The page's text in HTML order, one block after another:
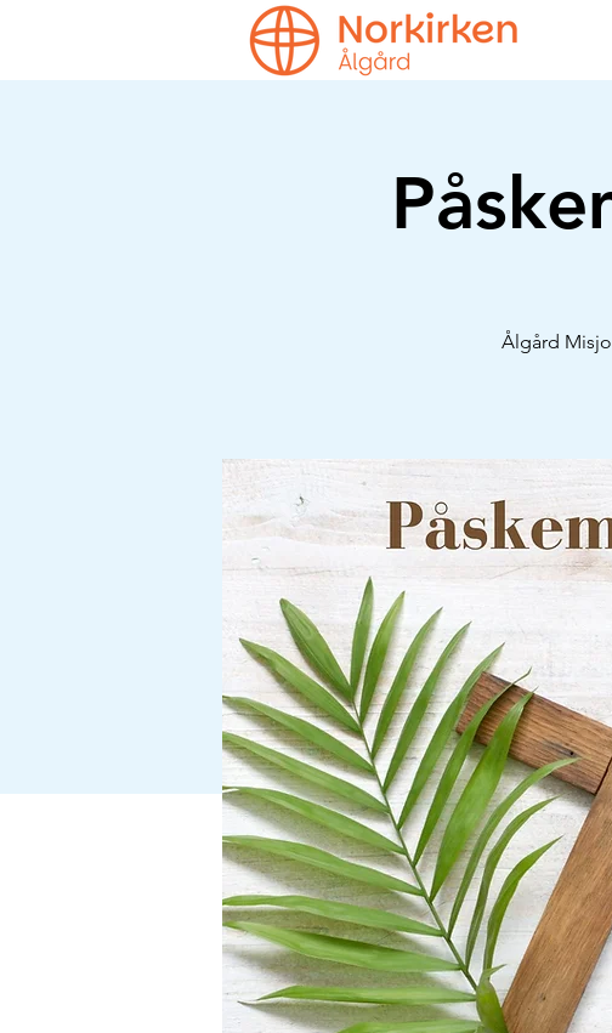
Ålgård